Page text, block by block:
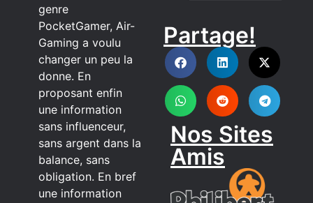
genre
PocketGamer, Air-
Gaming a voulu
changer un peu la
donne. En
proposant enfin
une information
sans influenceur,
sans argent dans la
balance, sans
obligation. En bref
une information
DISCORD
Partage!
Nos Sites
Amis